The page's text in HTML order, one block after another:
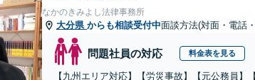
なかのきみよし法律事務所
大分県 からも相談受付中面談方法(対面・電話
問題社員の対応 料金表を見る
【九州エリア対応】【労災事故】【元公務員